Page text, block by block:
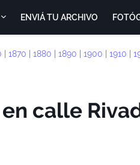
ENVIÁ TU ARCHIVO
1870 1880 1890 1900 1910
calle